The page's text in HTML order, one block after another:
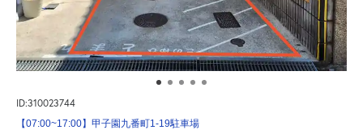
ID:310023744
【07:00~17:00】甲子園九番町1-19駐車場